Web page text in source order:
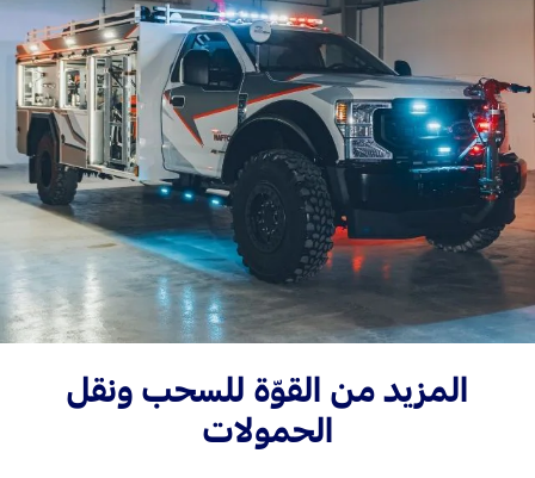
‫المملكة
العربية
السعودية‬
الامارات
العربية
المتحدة
الضمان والتأمين
Ford Protect لمحة عامة عن
باقة الصيانة الفائقة
باقة الخدمة
المزيد من القوّة للسحب ونقل
الحمولات